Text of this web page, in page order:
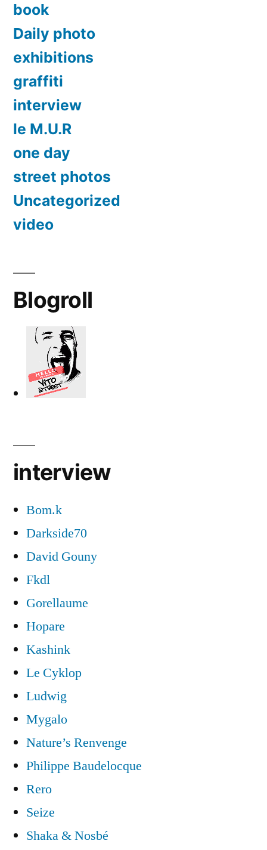
book
Daily photo
exhibitions
graffiti
interview
le M.U.R
one day
street photos
Uncategorized
video
Blogroll
interview
Bom.k
Darkside70
David Gouny
Fkdl
Gorellaume
Hopare
Kashink
Le Cyklop
Ludwig
Mygalo
Nature’s Renvenge
Philippe Baudelocque
Rero
Seize
Shaka & Nosbé